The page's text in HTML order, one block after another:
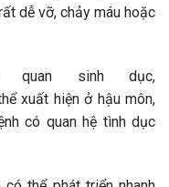
dễ vỡ, chảy máu hoặc
sinh dục,
xuất hiện ở hậu môn,
có quan hệ tình dục